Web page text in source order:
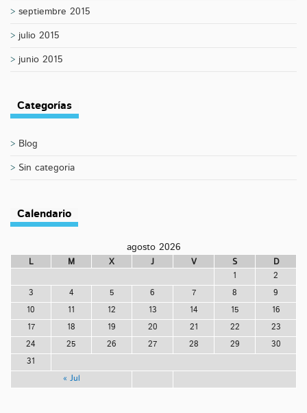
septiembre 2015
julio 2015
junio 2015
Categorías
Blog
Sin categoría
Calendario
agosto 2026
L M X J V S D
« Jul
1 2
3 4 5 6 7 8 9
10 11 12 13 14 15 16
17 18 19 20 21 22 23
24 25 26 27 28 29 30
31